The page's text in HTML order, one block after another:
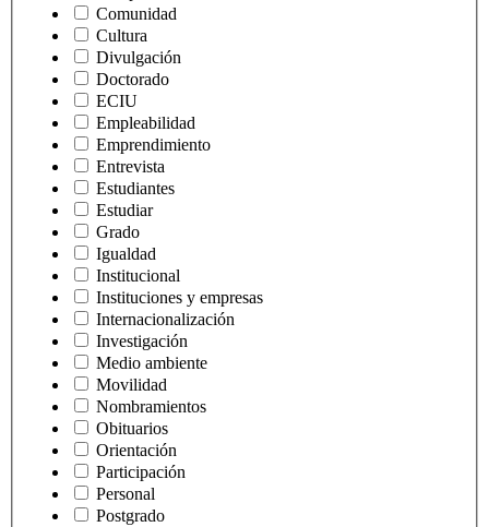
Comunidad
Cultura
Divulgación
Doctorado
ECIU
Empleabilidad
Emprendimiento
Entrevista
Estudiantes
Estudiar
Grado
Igualdad
Institucional
Instituciones y empresas
Internacionalización
Investigación
Medio ambiente
Movilidad
Nombramientos
Obituarios
Orientación
Participación
Personal
Postgrado